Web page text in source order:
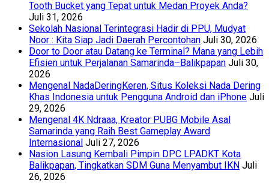
Tooth Bucket yang Tepat untuk Medan Proyek Anda?
Juli 31, 2026
Sekolah Nasional Terintegrasi Hadir di PPU, Mudyat
Noor : Kita Siap Jadi Daerah Percontohan Juli 30, 2026
Door to Door atau Datang ke Terminal? Mana yang Lebih
Efisien untuk Perjalanan Samarinda–Balikpapan Juli 30,
2026
Mengenal NadaDeringKeren, Situs Koleksi Nada Dering
Khas Indonesia untuk Pengguna Android dan iPhone Juli
29, 2026
Mengenal 4K Ndraaa, Kreator PUBG Mobile Asal
Samarinda yang Raih Best Gameplay Award
Internasional Juli 27, 2026
Nasion Lasung Kembali Pimpin DPC LPADKT Kota
Balikpapan, Tingkatkan SDM Guna Menyambut IKN Juli
26, 2026